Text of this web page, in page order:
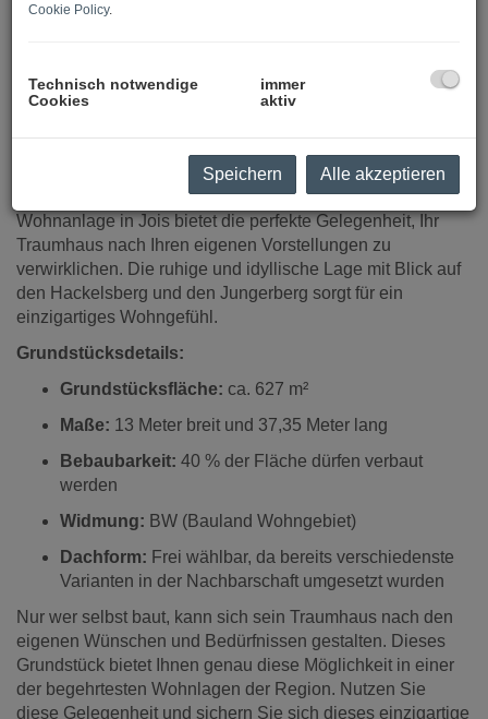
Beschreibung
Dieses wunderschöne Eckgrundstück in einer attraktiven
Wohnanlage in Jois bietet die perfekte Gelegenheit, Ihr
Traumhaus nach Ihren eigenen Vorstellungen zu
verwirklichen. Die ruhige und idyllische Lage mit Blick auf
den Hackelsberg und den Jungerberg sorgt für ein
einzigartiges Wohngefühl.
Grundstücksdetails:
Grundstücksfläche: ca. 627 m²
Maße: 13 Meter breit und 37,35 Meter lang
Bebaubarkeit: 40 % der Fläche dürfen verbaut
werden
Widmung: BW (Bauland Wohngebiet)
Dachform: Frei wählbar, da bereits verschiedenste
Varianten in der Nachbarschaft umgesetzt wurden
Nur wer selbst baut, kann sich sein Traumhaus nach den
eigenen Wünschen und Bedürfnissen gestalten. Dieses
Grundstück bietet Ihnen genau diese Möglichkeit in einer
der begehrtesten Wohnlagen der Region. Nutzen Sie
diese Gelegenheit und sichern Sie sich dieses einzigartige
Cookie Policy.
Technisch notwendige
Cookies
immer
aktiv
Speichern Alle akzeptieren